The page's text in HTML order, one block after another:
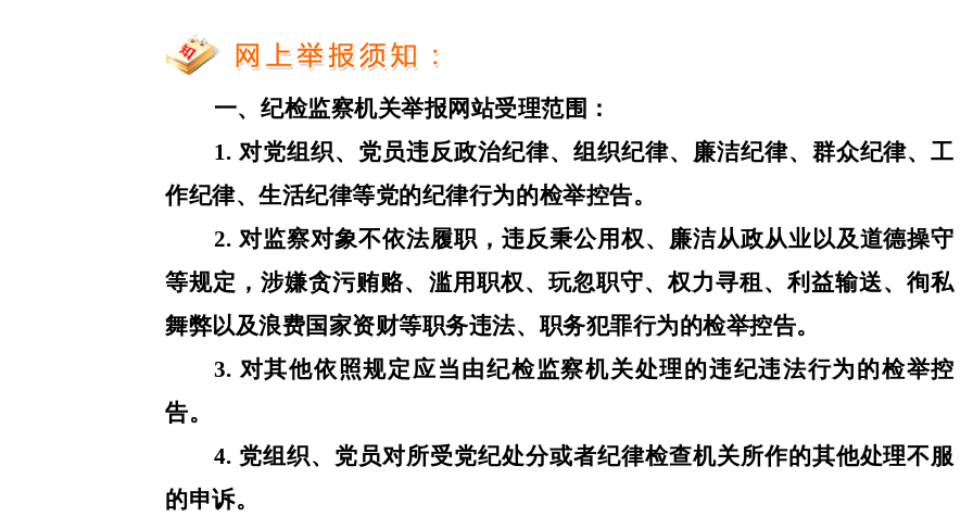
一、纪检监察机关举报网站受理范围：
1. 对党组织、党员违反政治纪律、组织纪律、廉洁纪律、群众纪律、工
作纪律、生活纪律等党的纪律行为的检举控告。
2. 对监察对象不依法履职，违反秉公用权、廉洁从政从业以及道德操守
等规定，涉嫌贪污贿赂、滥用职权、玩忽职守、权力寻租、利益输送、徇私
舞弊以及浪费国家资财等职务违法、职务犯罪行为的检举控告。
3. 对其他依照规定应当由纪检监察机关处理的违纪违法行为的检举控
告。
4. 党组织、党员对所受党纪处分或者纪律检查机关所作的其他处理不服
的申诉。